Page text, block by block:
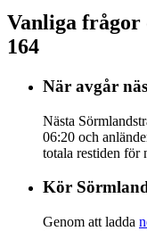
Vanliga frågor
164
När avgår
Nästa
06:20 och
totala restiden för
Kör
Genom att ladda